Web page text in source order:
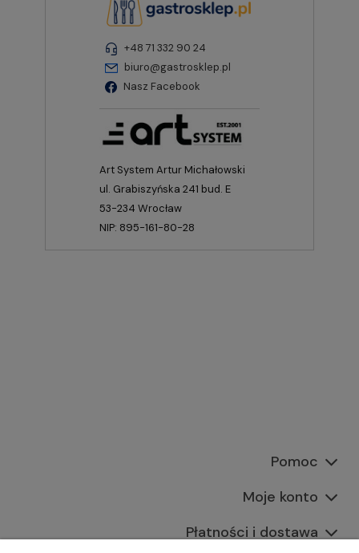
+48 71 332 90 24
biuro@gastrosklep.pl
Nasz Facebook
Art System Artur Michałowski
ul. Grabiszyńska 241 bud. E
53-234 Wrocław
NIP: 895-161-80-28
Pomoc
Moje konto
Płatności i dostawa